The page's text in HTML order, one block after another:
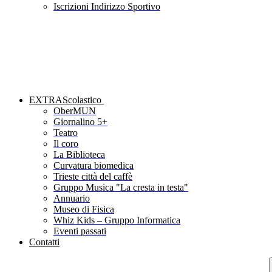
Iscrizioni Indirizzo Sportivo
EXTRAScolastico
OberMUN
Giornalino 5+
Teatro
Il coro
La Biblioteca
Curvatura biomedica
Trieste città del caffè
Gruppo Musica "La cresta in testa"
Annuario
Museo di Fisica
Whiz Kids – Gruppo Informatica
Eventi passati
Contatti